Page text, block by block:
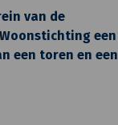
van de
een
een toren en een